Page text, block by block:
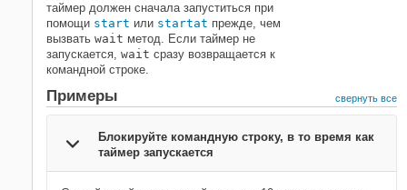
таймер должен сначала запуститься при
помощи start или startat прежде, чем
вызвать wait метод. Если таймер не
запускается, wait сразу возвращается к
командной строке.
Примеры свернуть все
Блокируйте командную строку, в то время как
таймер запускается